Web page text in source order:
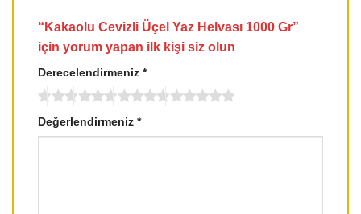
“Kakaolu Cevizli Üçel Yaz Helvası 1000 Gr”
için yorum yapan ilk kişi siz olun
Derecelendirmeniz *
Değerlendirmeniz *